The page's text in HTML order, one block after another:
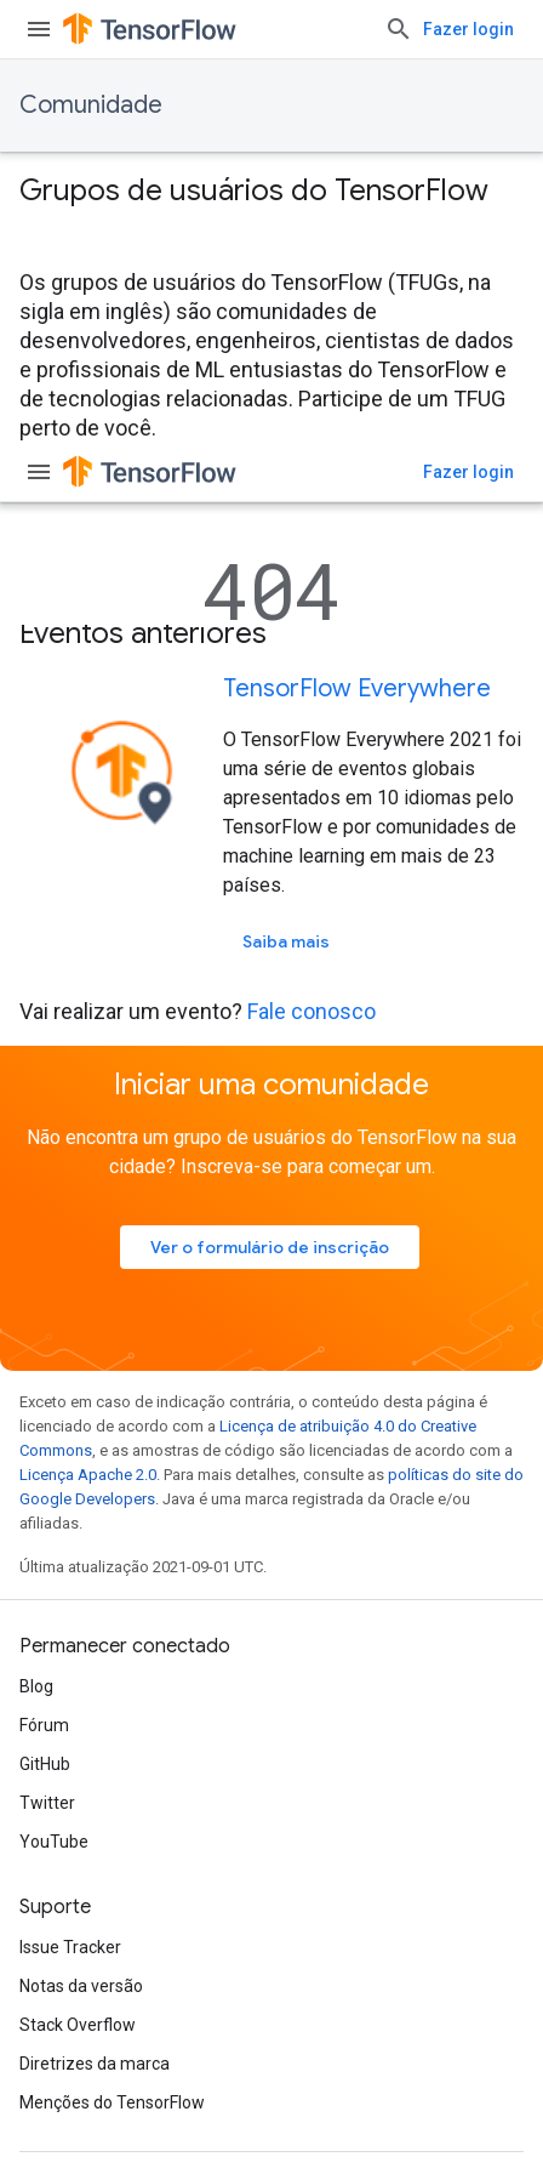
Fazer login
Comunidade
Grupos de usuários do TensorFlow
Os grupos de usuários do TensorFlow (TFUGs, na
sigla em inglês) são comunidades de
desenvolvedores, engenheiros, cientistas de dados
e profissionais de ML entusiastas do TensorFlow e
de tecnologias relacionadas. Participe de um TFUG
perto de você.
Eventos anteriores
TensorFlow Everywhere
O TensorFlow Everywhere 2021 foi
uma série de eventos globais
apresentados em 10 idiomas pelo
TensorFlow e por comunidades de
machine learning em mais de 23
países.
Saiba mais
Vai realizar um evento? Fale conosco
Iniciar uma comunidade
Não encontra um grupo de usuários do TensorFlow na sua
cidade? Inscreva-se para começar um.
Ver o formulário de inscrição
Exceto em caso de indicação contrária, o conteúdo desta página é
licenciado de acordo com a Licença de atribuição 4.0 do Creative
Commons, e as amostras de código são licenciadas de acordo com a
Licença Apache 2.0. Para mais detalhes, consulte as políticas do site do
Google Developers. Java é uma marca registrada da Oracle e/ou
afiliadas.
Última atualização 2021-09-01 UTC.
Permanecer conectado
Blog
Fórum
GitHub
Twitter
YouTube
Suporte
Issue Tracker
Notas da versão
Stack Overflow
Diretrizes da marca
Menções do TensorFlow